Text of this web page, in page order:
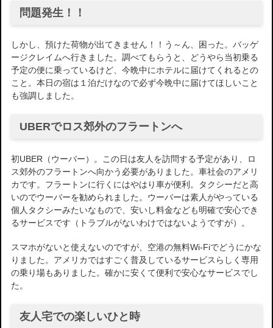
問題発生！！
しかし、預けた荷物が出てきません！！う～ん、困った。バッゲ
ージクレイムへ行きました。調べてもらうと、どうやら当初乗る
予定の便に乗っているけど、今晩中にホテルに届けてくれるとの
こと。本日の宿は１泊だけなので必ず今晩中に届けてほしいこと
も強調しました。
UBERでロス郊外のフラートンへ
初UBER（ウーバー）。この日は友人を訪問する予定があり、ロ
ス郊外のフラートンへ向かう必要がありました。車社会のアメリ
カです。フラートンに行くにはやはり車が便利。タクシーだと高
いのでウーバーを勧められました。ウーバーは素人がやっている
個人タクシーみたいなもので、安いし料金なども明確で安心でき
るサービスです（トラブルがないわけではないようですが）。
スマホがないと使えないのですが、空港の無料Wi-Fiでどうにかな
りました。アメリカではすごく普及しているサービスらしく専用
の乗り場もありました。確かに安くて便利で安心なサービスでし
た。
友人宅での楽しいひと時